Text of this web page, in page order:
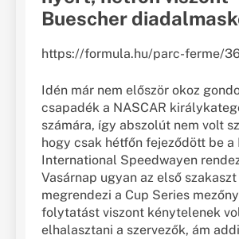
Buescher
https://formula.hu/parc-ferme/
Idén már nem először okoz
csapadék a NASCAR
számára, így abszolút nem volt
hogy csak hétfőn fejeződött be a
International Speedwayen
Vasárnap ugyan az első
megrendezi a Cup Series
folytatást viszont kénytelenek
elhalasztani a szervezők, ám